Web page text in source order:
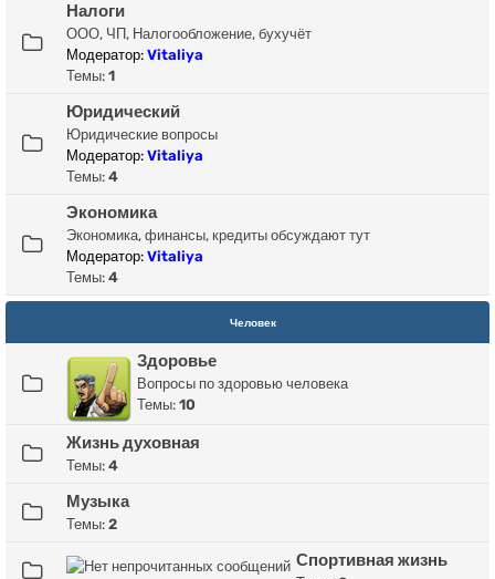
Налоги
ООО, ЧП, Налогообложение, бухучёт
Модератор: Vitaliya
Темы: 1
Юридический
Юридические вопросы
Модератор: Vitaliya
Темы: 4
Экономика
Экономика, финансы, кредиты обсуждают тут
Модератор: Vitaliya
Темы: 4
Человек
Здоровье
Вопросы по здоровью человека
Темы: 10
Жизнь духовная
Темы: 4
Музыка
Темы: 2
Спортивная жизнь